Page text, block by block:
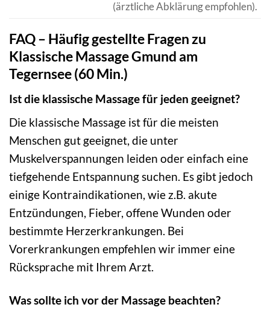
(ärztliche Abklärung empfohlen).
FAQ – Häufig gestellte Fragen zu
Klassische Massage Gmund am
Tegernsee (60 Min.)
Ist die klassische Massage für jeden geeignet?
Die klassische Massage ist für die meisten
Menschen gut geeignet, die unter
Muskelverspannungen leiden oder einfach eine
tiefgehende Entspannung suchen. Es gibt jedoch
einige Kontraindikationen, wie z.B. akute
Entzündungen, Fieber, offene Wunden oder
bestimmte Herzerkrankungen. Bei
Vorerkrankungen empfehlen wir immer eine
Rücksprache mit Ihrem Arzt.
Was sollte ich vor der Massage beachten?